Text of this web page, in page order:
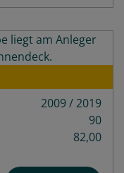
2009 / 2019
90
82,00